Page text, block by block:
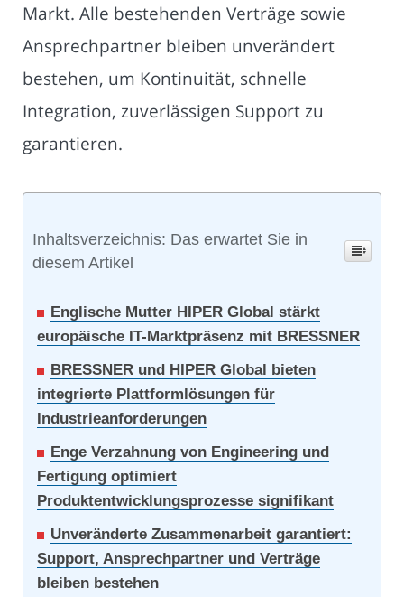
Markt. Alle bestehenden Verträge sowie
Ansprechpartner bleiben unverändert
bestehen, um Kontinuität, schnelle
Integration, zuverlässigen Support zu
garantieren.
Inhaltsverzeichnis: Das erwartet Sie in
diesem Artikel
Englische Mutter HIPER Global stärkt
europäische IT-Marktpräsenz mit BRESSNER
BRESSNER und HIPER Global bieten
integrierte Plattformlösungen für
Industrieanforderungen
Enge Verzahnung von Engineering und
Fertigung optimiert
Produktentwicklungsprozesse signifikant
Unveränderte Zusammenarbeit garantiert:
Support, Ansprechpartner und Verträge
bleiben bestehen